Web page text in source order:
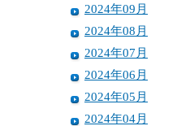
2024年09月
2024年08月
2024年07月
2024年06月
2024年05月
2024年04月